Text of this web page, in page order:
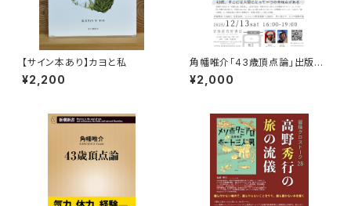
【サイン本あり】カヨと私
¥2,200
角幡唯介「43歳頂点論」出版記
念トークイベント録画視聴権
¥2,000